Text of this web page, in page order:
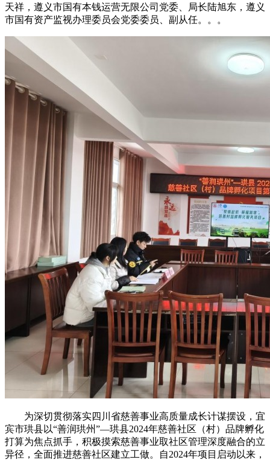
天祥，遵义市国有本钱运营无限公司党委、局长陆旭东，遵义
市国有资产监视办理委员会党委委员、副从任。。。
为深切贯彻落实四川省慈善事业高质量成长计谋摆设，宜
宾市珙县以“善润珙州”—珙县2024年慈善社区（村）品牌孵化
打算为焦点抓手，积极摸索慈善事业取社区管理深度融合的立
异径，全面推进慈善社区建立工做。自2024年项目启动以来，